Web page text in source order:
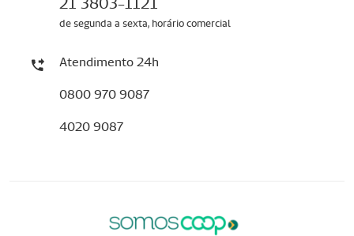
de segunda a sexta, horário comercial
Atendimento 24h
0800 970 9087
4020 9087